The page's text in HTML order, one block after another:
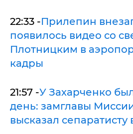
22:33 -Прилепин
появилось видео со
Плотницким в
кадры
21:57 -У Захарченко
день: замглавы
высказал сепаратисту